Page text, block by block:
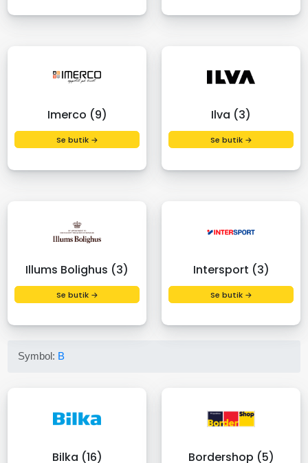
Imerco (9)
Se butik →
Ilva (3)
Se butik →
Illums Bolighus (3)
Se butik →
Intersport (3)
Se butik →
Symbol: B
Bilka (16) Bordershop (5)